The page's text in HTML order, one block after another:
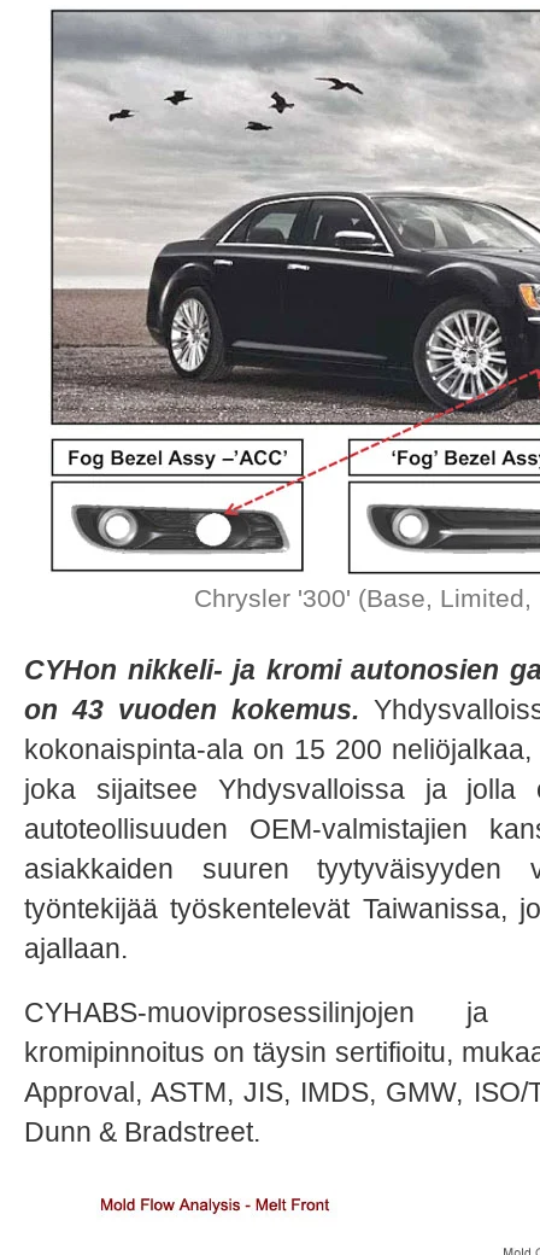
Chrysler '300' (Base,
CYHon nikkeli- ja kromi autonosien
on 43 vuoden kokemus.
kokonaispinta-ala on 15 200
joka sijaitsee Yhdysvalloissa ja jolla
autoteollisuuden OEM-valmistajien
asiakkaiden suuren tyytyväisyyden
työntekijää työskentelevät Taiwanissa,
ajallaan.
CYHABS-muoviprosessilinjojen ja
kromipinnoitus on täysin sertifioitu,
Approval, ASTM, JIS, IMDS, GMW,
Dunn & Bradstreet.